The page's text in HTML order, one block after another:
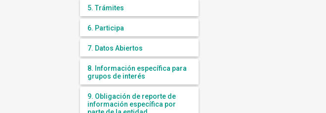
5. Trámites
6. Participa
7. Datos Abiertos
8. Información específica para
grupos de interés
9. Obligación de reporte de
información específica por